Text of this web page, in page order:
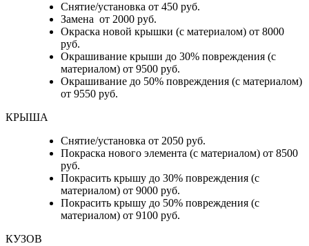
Снятие/установка от 450 руб.
Замена от 2000 руб.
Окраска новой крышки (с материалом) от 8000
руб.
Окрашивание крыши до 30% повреждения (с
материалом) от 9500 руб.
Окрашивание до 50% повреждения (с материалом)
от 9550 руб.
КРЫША
Снятие/установка от 2050 руб.
Покраска нового элемента (с материалом) от 8500
руб.
Покрасить крышу до 30% повреждения (с
материалом) от 9000 руб.
Покрасить крышу до 50% повреждения (с
материалом) от 9100 руб.
КУЗОВ